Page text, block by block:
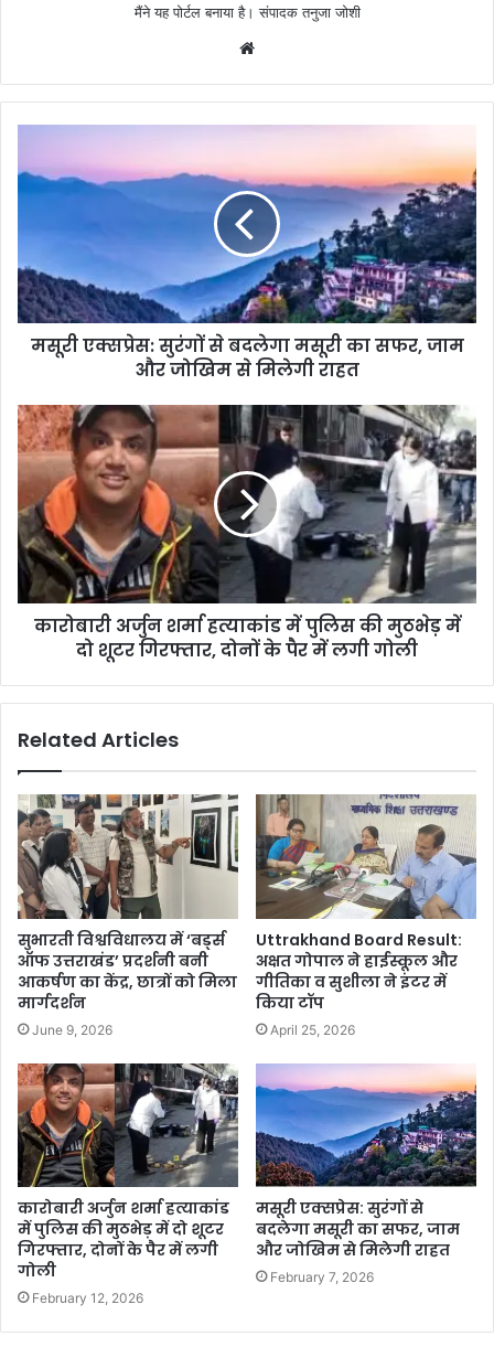
मैंने यह पोर्टल बनाया है। संपादक तनुजा जोशी
b
s
t
e
मसूरी एक्सप्रेस: सुरंगों से बदलेगा मसूरी का सफर, जाम
और जोखिम से मिलेगी राहत
कारोबारी अर्जुन शर्मा हत्याकांड में पुलिस की मुठभेड़ में
दो शूटर गिरफ्तार, दोनों के पैर में लगी गोली
Related Articles
सुभारती विश्वविधालय में ‘बर्ड्स
ऑफ उत्तराखंड’ प्रदर्शनी बनी
आकर्षण का केंद्र, छात्रों को मिला
मार्गदर्शन
June 9, 2026
Uttrakhand Board Result:
अक्षत गोपाल ने हाईस्कूल और
गीतिका व सुशीला ने इंटर में
किया टॉप
April 25, 2026
कारोबारी अर्जुन शर्मा हत्याकांड
में पुलिस की मुठभेड़ में दो शूटर
गिरफ्तार, दोनों के पैर में लगी
गोली
February 12, 2026
मसूरी एक्सप्रेस: सुरंगों से
बदलेगा मसूरी का सफर, जाम
और जोखिम से मिलेगी राहत
February 7, 2026